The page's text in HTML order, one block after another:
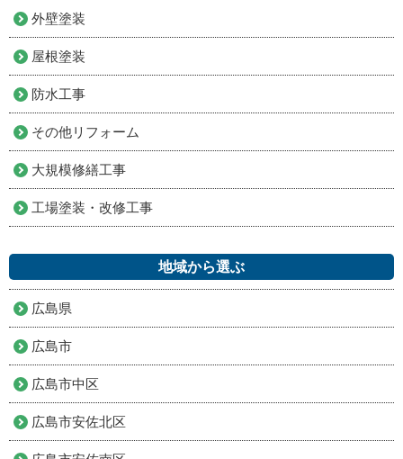
外壁塗装
屋根塗装
防水工事
その他リフォーム
大規模修繕工事
工場塗装・改修工事
地域から選ぶ
広島県
広島市
広島市中区
広島市安佐北区